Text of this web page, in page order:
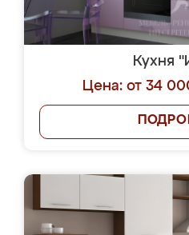
Кухня
Цена: от 34